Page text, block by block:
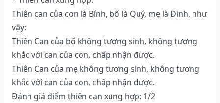
Thiên can của con là Bính, bố là Quý, mẹ là Đinh, như
vậy:
Thiên Can của bố không tương sinh, không tương
khắc với can của con, chấp nhận được.
Thiên Can của mẹ không tương sinh, không tương
khắc với can của con, chấp nhận được.
Đánh giá điểm thiên can xung hợp: 1/2